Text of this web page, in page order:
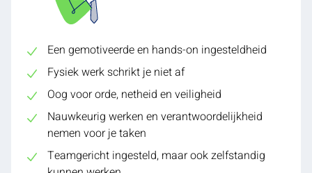
Een gemotiveerde en hands-on ingesteldheid
Fysiek werk schrikt je niet af
Oog voor orde, netheid en veiligheid
Nauwkeurig werken en verantwoordelijkheid
nemen voor je taken
Teamgericht ingesteld, maar ook zelfstandig